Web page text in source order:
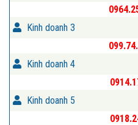
Kinh doanh 3
Kinh doanh 4
Kinh doanh 5